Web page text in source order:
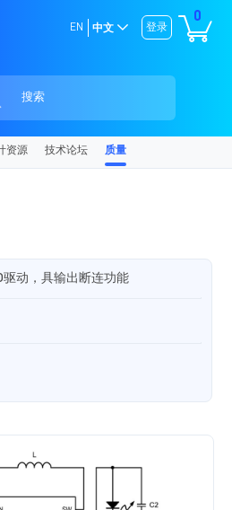
0
登录
EN 中文
搜索
资源 技术论坛 质量
驱动，具输出断连功能